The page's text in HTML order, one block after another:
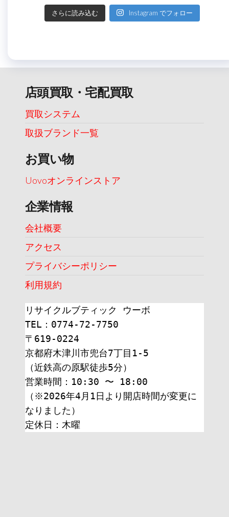
さらに読み込む Instagram でフォロー
店頭買取・宅配買取
買取システム
取扱ブランド一覧
お買い物
Uovoオンラインストア
企業情報
会社概要
アクセス
プライバシーポリシー
利用規約
リサイクルブティック ウーボ
TEL：0774-72-7750
〒619-0224
京都府木津川市兜台7丁目1-5
（近鉄高の原駅徒歩5分）
営業時間：10:30 〜 18:00
（※2026年4月1日より開店時間が変更に
なりました）
定休日：木曜